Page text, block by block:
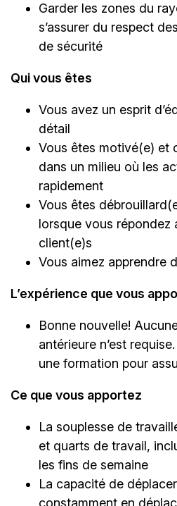
Garder les zones du
s’assurer du respect
de sécurité
Qui vous êtes
Vous avez un esprit
détail
Vous êtes motivé(e) et
dans un milieu où les
rapidement
Vous êtes
lorsque vous répondez
client(e)s
Vous aimez apprendre
L’expérience que vous
Bonne nouvelle!
antérieure n’est
une formation pour
Ce que vous apportez
La souplesse de
et quarts de travail,
les fins de semaine
La capacité de